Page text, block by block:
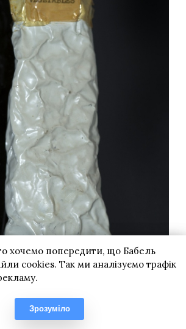
хочемо попередити, що Бабель
cookies. Так ми аналізуємо трафік
Зрозуміло